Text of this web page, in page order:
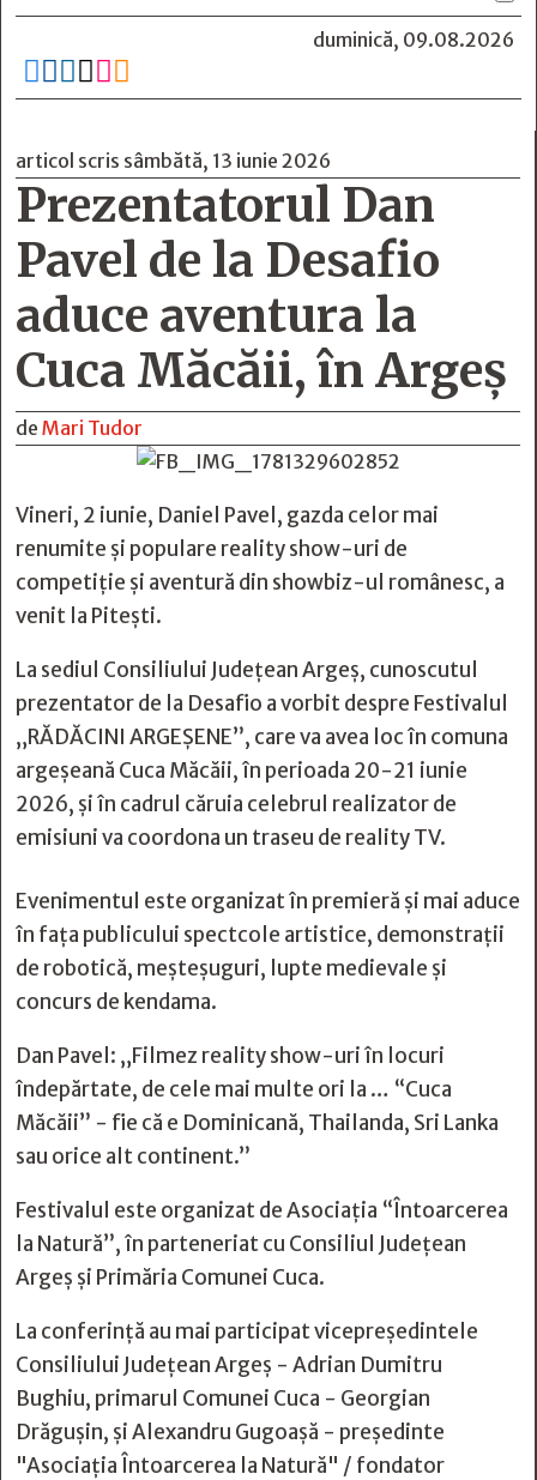
duminică, 09.08.2026
     
articol scris sâmbătă, 13 iunie 2026
Prezentatorul Dan
Pavel de la Desafio
aduce aventura la
Cuca Măcăii, în Argeș
de Mari Tudor
Vineri, 2 iunie, Daniel Pavel, gazda celor mai
renumite și populare reality show-uri de
competiție și aventură din showbiz-ul românesc, a
venit la Pitești.
La sediul Consiliului Județean Argeș, cunoscutul
prezentator de la Desafio a vorbit despre Festivalul
„RĂDĂCINI ARGEȘENE”, care va avea loc în comuna
argeșeană Cuca Măcăii, în perioada 20-21 iunie
2026, și în cadrul căruia celebrul realizator de
emisiuni va coordona un traseu de reality TV.
Evenimentul este organizat în premieră și mai aduce
în fața publicului spectcole artistice, demonstrații
de robotică, meșteșuguri, lupte medievale și
concurs de kendama.
Dan Pavel: „Filmez reality show-uri în locuri
îndepărtate, de cele mai multe ori la … “Cuca
Măcăii” - fie că e Dominicană, Thailanda, Sri Lanka
sau orice alt continent.”
Festivalul este organizat de Asociația “Întoarcerea
la Natură”, în parteneriat cu Consiliul Județean
Argeș și Primăria Comunei Cuca.
La conferință au mai participat vicepreședintele
Consiliului Județean Argeș - Adrian Dumitru
Bughiu, primarul Comunei Cuca - Georgian
Drăgușin, și Alexandru Gugoașă - președinte
"Asociația Întoarcerea la Natură" / fondator